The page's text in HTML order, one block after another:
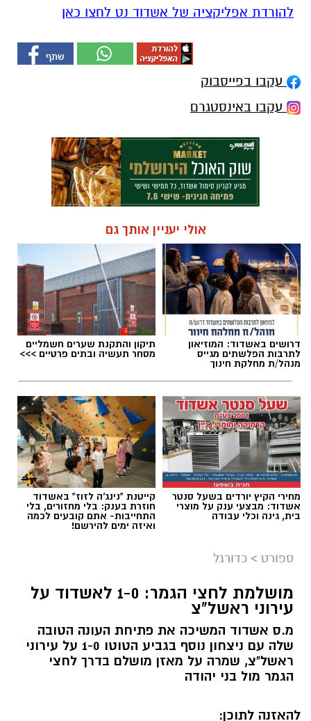
להורדת אפליקציה של אשדוד נט לחצו כאן
עקבו בפייסבוק
עקבו באינסטגרם
אולי יעניין אותך גם
דרושים באשדוד: המוזיאון
לתרבות הפלשתים מגייס
מנהל/ת מחלקת חינוך
תיקון והתקנת שערים חשמליים
מסחר תעשיה ובתים פרטיים >>>
מחירי הקיץ יורדים בשעל סנטר
אשדוד: מבצעי ענק על מוצרי
בית, גינה וכלי עבודה
קייטנת "נינג'ה לזוז" באשדוד
חוזרת בענק: בלי מחזורים, בלי
התחייבות- אתם קובעים לכמה
ואיזה ימים להירשם!
ספורט > כדורגל
מושלמת לחצי הגמר: 1-0 לאשדוד על
עירוני ראשל"צ
מ.ס אשדוד המשיכה את פתיחת העונה הטובה
שלה עם ניצחון נוסף בגביע הטוטו 1-0 על עירוני
ראשל"צ, שמרה על מאזן מושלם בדרך לחצי
הגמר מול בני יהודה
להאזנה לתוכן: